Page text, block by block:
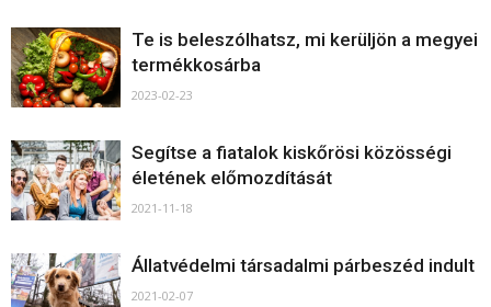
Te is beleszólhatsz, mi kerüljön a megyei
termékkosárba
2023-02-23
Segítse a fiatalok kiskőrösi közösségi
életének előmozdítását
2021-11-18
Állatvédelmi társadalmi párbeszéd indult
2021-02-07